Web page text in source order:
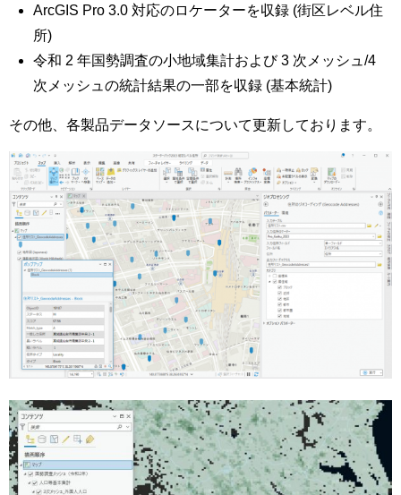
ArcGIS Pro 3.0 対応のロケーターを収録 (街区レベル住
所)
令和 2 年国勢調査の小地域集計および 3 次メッシュ/4
次メッシュの統計結果の一部を収録 (基本統計)
その他、各製品データソースについて更新しております。